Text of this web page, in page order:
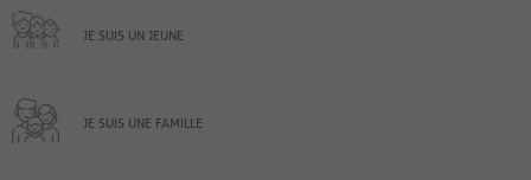
JE SUIS UN JEUNE
JE SUIS UNE FAMILLE